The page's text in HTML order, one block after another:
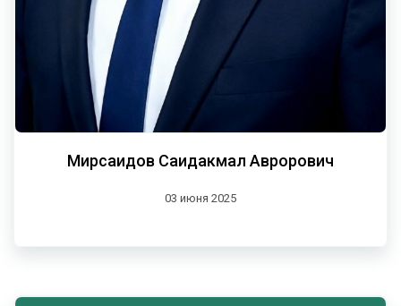
Мирсаидов Саидакмал Аврорович
03 июня 2025